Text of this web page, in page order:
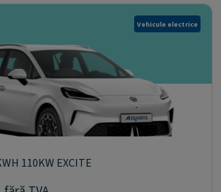
Vehicule electrice
110KW EXCITE